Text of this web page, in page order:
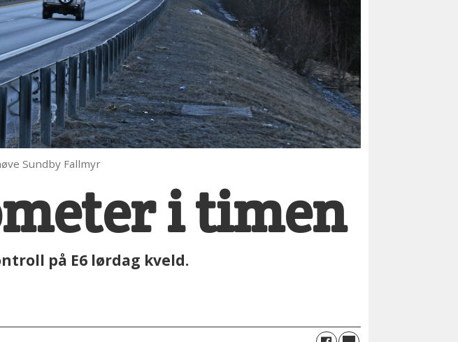
Sundby Fallmyr
i timen
på E6 lørdag kveld.